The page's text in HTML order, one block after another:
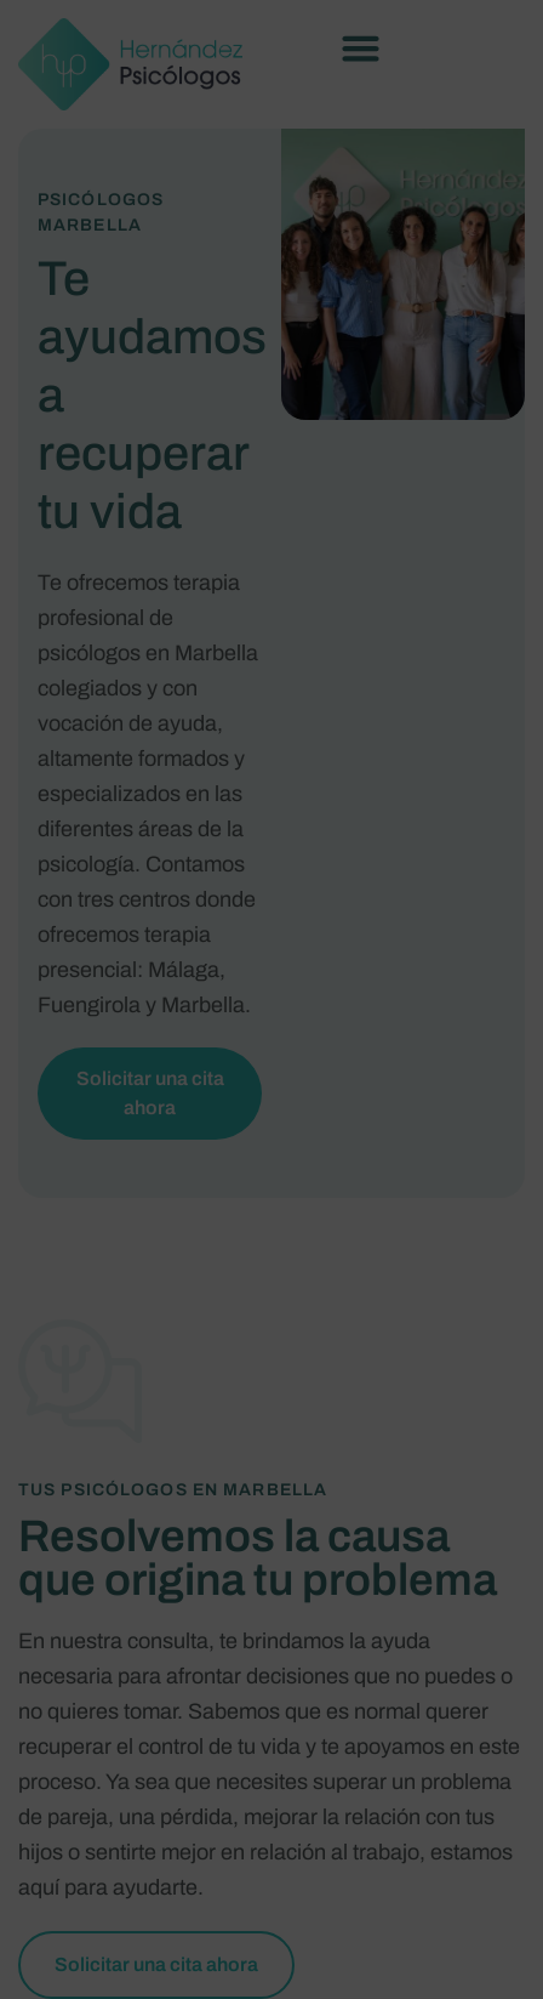
PSICÓLOGOS
MARBELLA
Te
ayudamos
a
recuperar
tu vida
Te ofrecemos terapia
profesional de
psicólogos en Marbella
colegiados y con
vocación de ayuda,
altamente formados y
especializados en las
diferentes áreas de la
psicología. Contamos
con tres centros donde
ofrecemos terapia
presencial: Málaga,
Fuengirola y Marbella.
Solicitar una cita
ahora
TUS PSICÓLOGOS EN MARBELLA
Resolvemos la causa
que origina tu problema
En nuestra consulta, te brindamos la ayuda
necesaria para afrontar decisiones que no puedes o
no quieres tomar. Sabemos que es normal querer
recuperar el control de tu vida y te apoyamos en este
proceso. Ya sea que necesites superar un problema
de pareja, una pérdida, mejorar la relación con tus
hijos o sentirte mejor en relación al trabajo, estamos
aquí para ayudarte.
Solicitar una cita ahora